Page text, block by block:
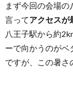
まず今回の会場の
言ってアクセスが
八王子駅から約
ーで向かうのがベ
ですが、この暑さ